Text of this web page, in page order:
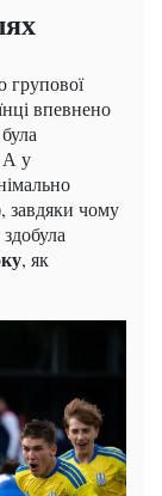
групової
впевнено
А у
завдяки чому
, як